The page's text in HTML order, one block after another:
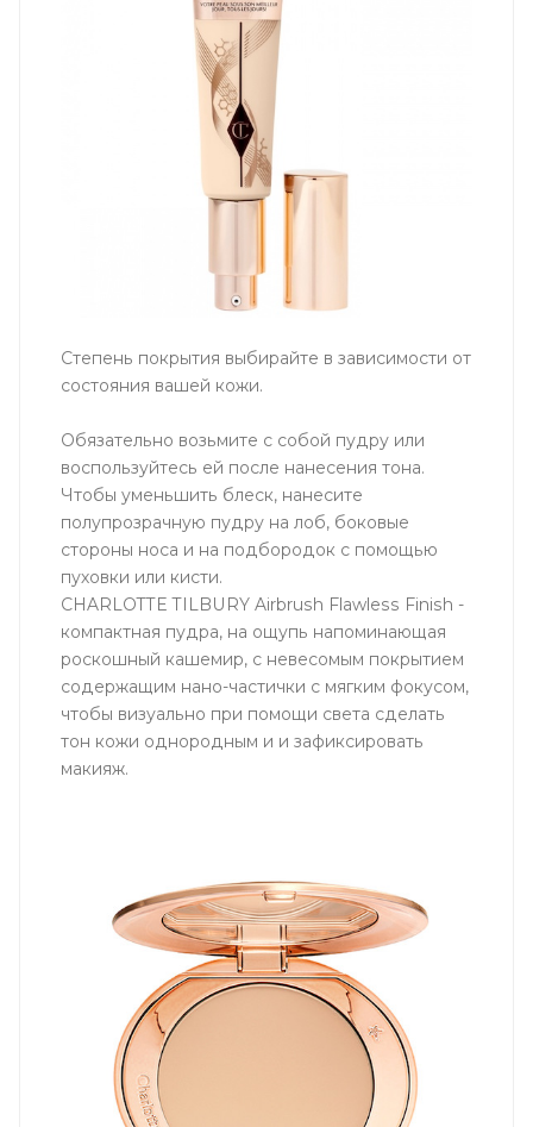
Степень покрытия выбирайте в зависимости от
состояния вашей кожи.
Обязательно возьмите с собой пудру или
воспользуйтесь ей после нанесения тона.
Чтобы уменьшить блеск, нанесите
полупрозрачную пудру на лоб, боковые
стороны носа и на подбородок с помощью
пуховки или кисти.
CHARLOTTE TILBURY Airbrush Flawless Finish -
компактная пудра, на ощупь напоминающая
роскошный кашемир, с невесомым покрытием
содержащим нано-частички с мягким фокусом,
чтобы визуально при помощи света сделать
тон кожи однородным и и зафиксировать
макияж.